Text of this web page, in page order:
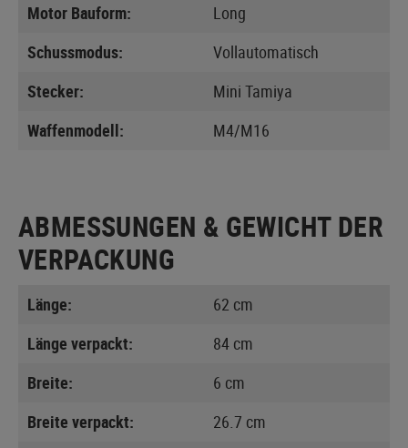
Motor Bauform:
Long
Schussmodus:
Vollautomatisch
Stecker:
Mini Tamiya
Waffenmodell:
M4/M16
ABMESSUNGEN & GEWICHT DER
VERPACKUNG
Länge:
62 cm
Länge verpackt:
84 cm
Breite:
6 cm
Breite verpackt:
26.7 cm